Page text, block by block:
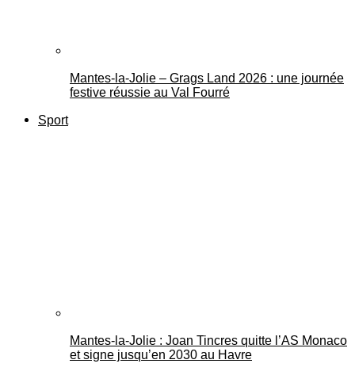
Mantes-la-Jolie – Grags Land 2026 : une journée
festive réussie au Val Fourré
Sport
Mantes-la-Jolie : Joan Tincres quitte l’AS Monaco
et signe jusqu’en 2030 au Havre